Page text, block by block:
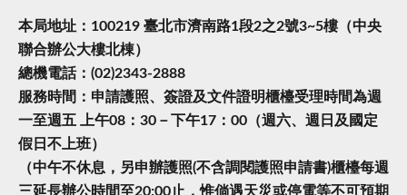
本局地址：100219 臺北市濟南路1段2之2號3~5樓（中央
聯合辦公大樓北棟）
總機電話：(02)2343-2888
服務時間：申請護照、簽證及文件證明櫃檯受理時間為週
一至週五 上午08：30－下午17：00（週六、週日及國定
假日不上班）
（中午不休息，另申辦護照(不含調閱護照申請書)櫃檯每週
三延長辦公時間至20:00止，惟倘遇天災或停電等不可預期